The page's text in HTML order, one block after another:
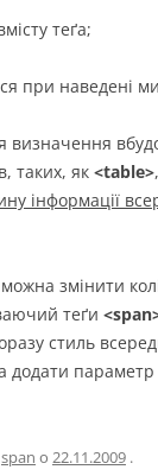
теґа;
при наведені
таких, як <table>,
інформації
змінити
теґи
стиль
додати параметр
span о 22.11.2009 .